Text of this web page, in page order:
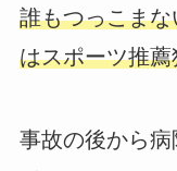
誰もつっこま
はスポーツ推
事故の後から